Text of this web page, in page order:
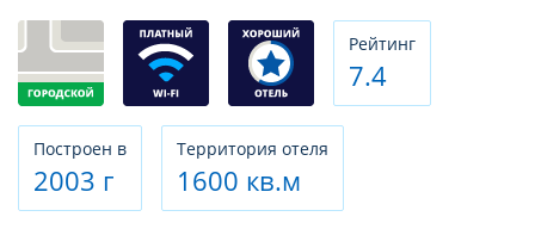
Рeйтинг
7.4
Построен в
2003 г
Территория отеля
1600 кв.м